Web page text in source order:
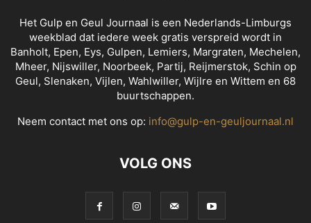
Het Gulp en Geul Journaal is een Nederlands-Limburgs
weekblad dat iedere week gratis verspreid wordt in
Banholt, Epen, Eys, Gulpen, Lemiers, Margraten, Mechelen,
Mheer, Nijswiller, Noorbeek, Partij, Reijmerstok, Schin op
Geul, Slenaken, Vijlen, Wahlwiller, Wijlre en Wittem en 68
buurtschappen.
Neem contact met ons op: info@gulp-en-geuljournaal.nl
VOLG ONS